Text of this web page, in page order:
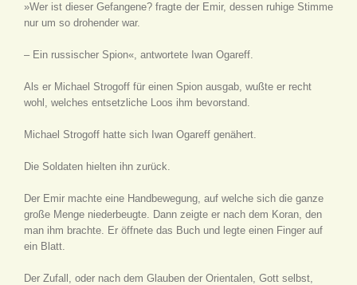
»Wer ist dieser Gefangene? fragte der Emir, dessen ruhige Stimme
nur um so drohender war.
– Ein russischer Spion«, antwortete Iwan Ogareff.
Als er Michael Strogoff für einen Spion ausgab, wußte er recht
wohl, welches entsetzliche Loos ihm bevorstand.
Michael Strogoff hatte sich Iwan Ogareff genähert.
Die Soldaten hielten ihn zurück.
Der Emir machte eine Handbewegung, auf welche sich die ganze
große Menge niederbeugte. Dann zeigte er nach dem Koran, den
man ihm brachte. Er öffnete das Buch und legte einen Finger auf
ein Blatt.
Der Zufall, oder nach dem Glauben der Orientalen, Gott selbst,